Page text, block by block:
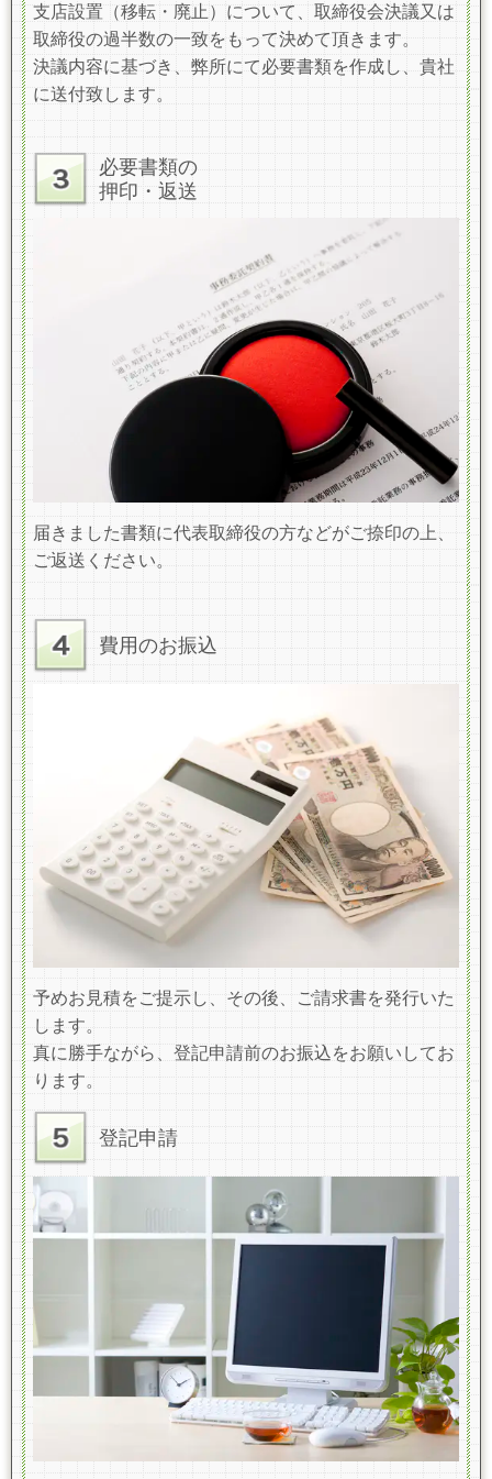
支店設置（移転・廃止）について、取締役会決議又は
取締役の過半数の一致をもって決めて頂きます。
決議内容に基づき、弊所にて必要書類を作成し、貴社
に送付致します。
必要書類の
押印・返送
届きました書類に代表取締役の方などがご捺印の上、
ご返送ください。
費用のお振込
予めお見積をご提示し、その後、ご請求書を発行いた
します。
真に勝手ながら、登記申請前のお振込をお願いしてお
ります。
登記申請